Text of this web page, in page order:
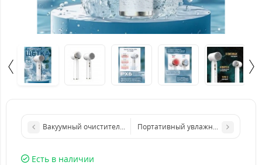
Вакуумный очиститель пор кожи Multifunctional Cleaning
Портативный увлажнитель для
Есть в наличии